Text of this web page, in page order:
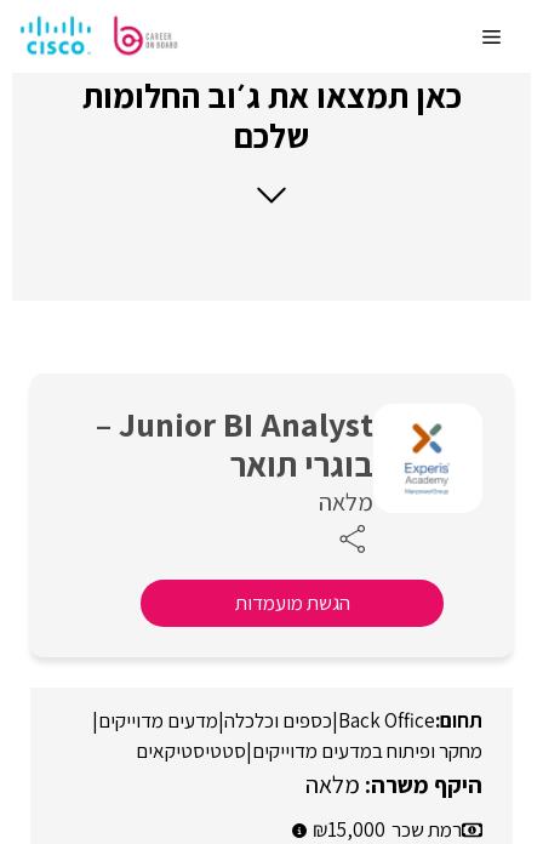
לתוכןMenu
כאן תמצאו את ג׳וב החלומות
שלכם
Junior BI Analyst –
בוגרי תואר
מלאה
הגשת מועמדות
Back Office
|כספים וכלכלה|מדעים מדוייקים|
מחקר ופיתוח במדעים מדוייקים|סטטיסטיקאים
מלאה
רמת שכר 15,000